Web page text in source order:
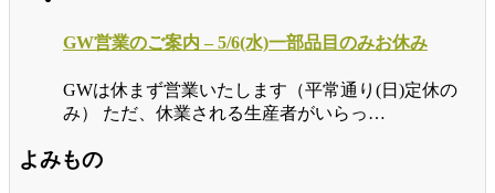
GW営業のご案内 – 5/6(水)一部品目のみお休み
GWは休まず営業いたします（平常通り(日)定休の
み） ただ、休業される生産者がいらっ…
よみもの